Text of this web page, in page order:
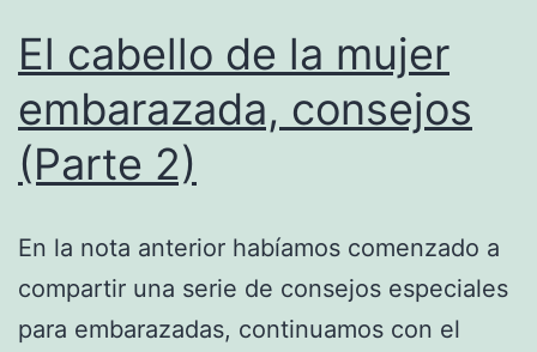
El cabello de la mujer
embarazada, consejos
(Parte 2)
En la nota anterior habíamos comenzado a
compartir una serie de consejos especiales
para embarazadas, continuamos con el